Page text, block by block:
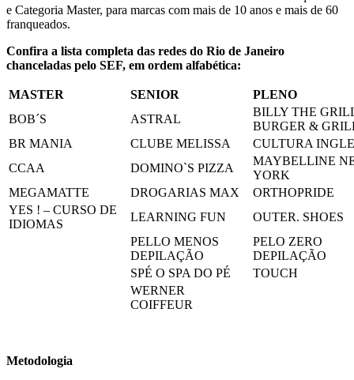
e Categoria Master, para marcas com mais de 10 anos e mais de 60
franqueados.
Confira a lista completa das redes do Rio de Janeiro
chanceladas pelo SEF, em ordem alfabética:
MASTER SENIOR
PLENO
BOB´S
ASTRAL
BILLY THE
BURGER &
BR MANIA
CLUBE MELISSA
CULTURA
CCAA
DOMINO`S PIZZA
MAYBELLINE
YORK
MEGAMATTE
DROGARIAS MAX
ORTHOPRIDE
YES ! – CURSO DE
IDIOMAS
LEARNING FUN
OUTER. SHOES
PELLO MENOS
DEPILAÇÃO
PELO ZERO
DEPILAÇÃO
SPÉ O SPA DO PÉ
TOUCH
WERNER
COIFFEUR
Metodologia